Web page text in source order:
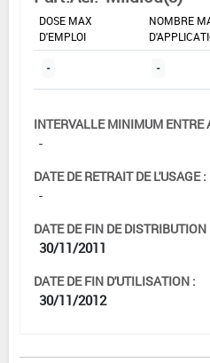
DOSE MAX
D'EMPLOI
NOMBRE
- -
INTERVALLE MINIMUM ENTRE
-
DATE DE RETRAIT DE L'USAGE :
-
DATE DE FIN DE DISTRIBUTION
30/11/2011
DATE DE FIN D'UTILISATION :
30/11/2012